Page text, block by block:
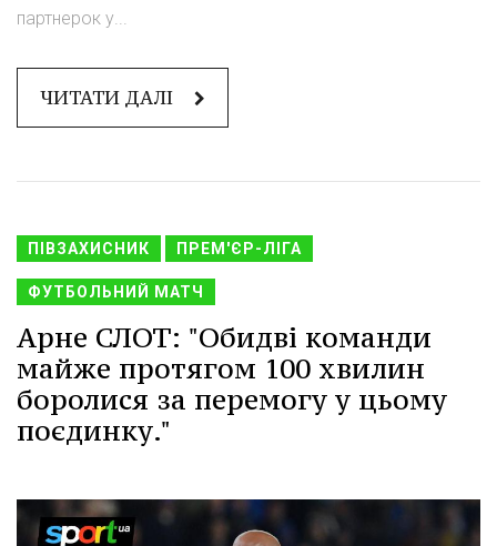
партнерок у...
ЧИТАТИ ДАЛІ
ПІВЗАХИСНИК ПРЕМ'ЄР-ЛІГА
ФУТБОЛЬНИЙ МАТЧ
Арне СЛОТ: "Обидві команди
майже протягом 100 хвилин
боролися за перемогу у цьому
поєдинку."